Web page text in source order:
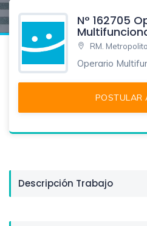
N° 162705
RM.
Operario
Descripción Trabajo